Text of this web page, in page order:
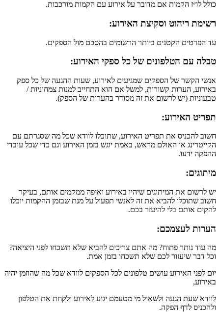
כולל לו״ז הקמות אם מדובר על אירוע עם הקמות מורכבות.
רשימת ריהוט וסקיצת האירוע:
עד הפרטים הקטנים ביותר הרשומים בהסכם מול הספקים.
טבלה עם הטלפונים של כל ספקי האירוע:
אנשי הקשר של הספקים שמגיעים לאירוע, שעות ההגעה של כל ספק
באירוע, הערות קשורות, למשל אם הוא התחייב למנות צמחוניות /
טבעוניות (יש לרשום את זה מסודר בהערות של הספק).
תפריט האירוע:
חשוב להכניס את תפריט האירוע, שתוכלו לוודא שכל מה שסגרתם עם
הקייטרינג או האולם מראש, באמת יוגש בזמן האירוע וגם כדי שכל עובדי
ההפקה ידעו.
מיתוגים:
יש לרשום את המיתוגים שיהיו באירוע ואיפה ממקמים אותם, בעיקר
חשוב שתוכלו להביא את זה לאנשי תפעול על מנת שבזמן ההקמות יוכלו
להקים אותם בלי להיעזר בכם.
הערות לעצמכם:
מה עוד נותר פתוח? מה אתם צריכים להביא שלא תשכחו לפני היציאה?
וכל דבר שיעזור לכם שלא תשכחו בזמן אמת.
יום לפני האירוע עושים טלפונים לכל הספקים לוודא שכל מה שהוזמן יהיה
באירוע,
לוודא שעת הגעה ולשאול מי מטעמם יגיע לאירוע ולקחת את הטלפון
ולהכניס לדף הפקה.